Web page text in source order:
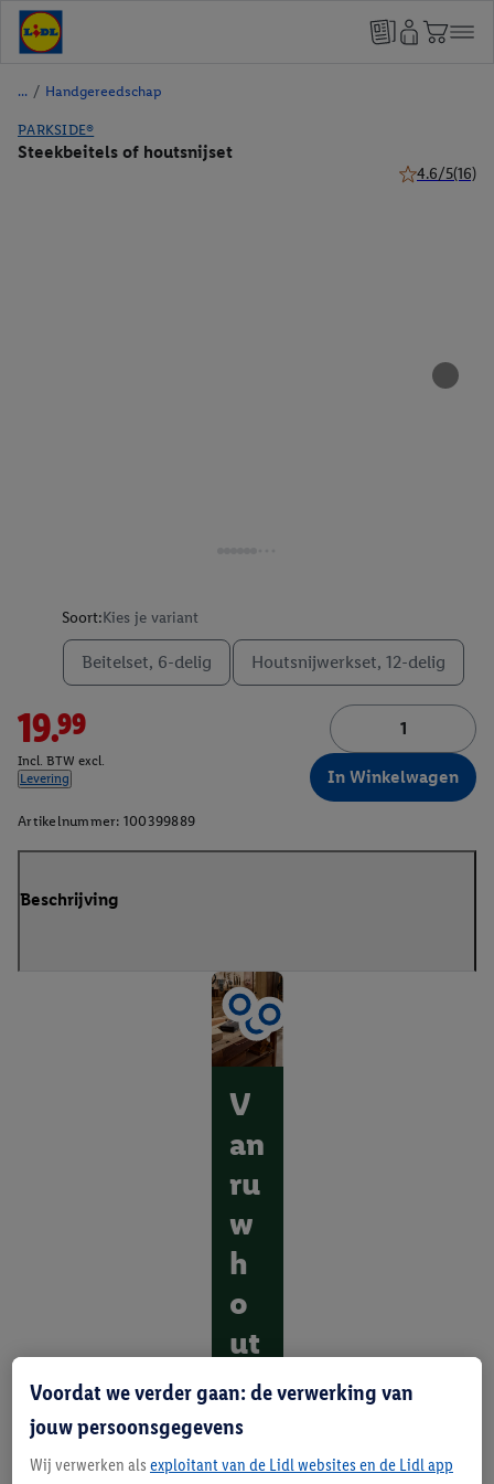
/ Handgereedschap
PARKSIDE®
Steekbeitels of houtsnijset
4.6/5(16)
Soort:Kies je variant
Beitelset, 6-delig Houtsnijwerkset, 12-delig
19.99
Incl. BTW excl.
Levering
In Winkelwagen
Artikelnummer: 100399889
Beschrijving
V
an
ru
w
h
o
ut
to
t
m
Voordat we verder gaan: de verwerking van
jouw persoonsgegevens
Wij verwerken als exploitant van de Lidl websites en de Lidl app